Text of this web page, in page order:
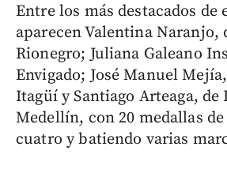
Entre los más destacados de
aparecen Valentina Naranjo,
Rionegro; Juliana Galeano
Envigado; José Manuel
Itagüí y Santiago Arteaga, de
Medellín, con 20 medallas
cuatro y batiendo varias